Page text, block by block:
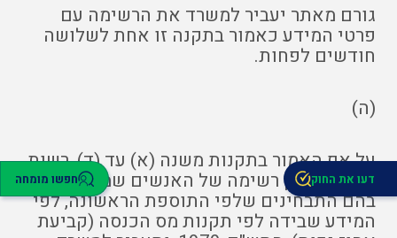
גורם מאתר יעביר למשרד את הרשימה עם
פרטי המידע כאמור בתקנה זו אחת לשלושה
חודשים לפחות.
(ה)
על אף האמור בתקנות משנה (א) עד (ד), רשות
המסים תכין רשימה של האנשים שמתקיימים
בהם התבחינים שלפי התוספת הראשונה, לפי
המידע שבידה לפי תקנות מס הכנסה (קביעת
חפשו מומחה דעו את החוק